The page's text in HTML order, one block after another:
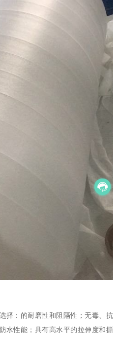
择：的耐磨性和阻隔性；无毒、抗
水性能；具有高水平的拉伸度和撕